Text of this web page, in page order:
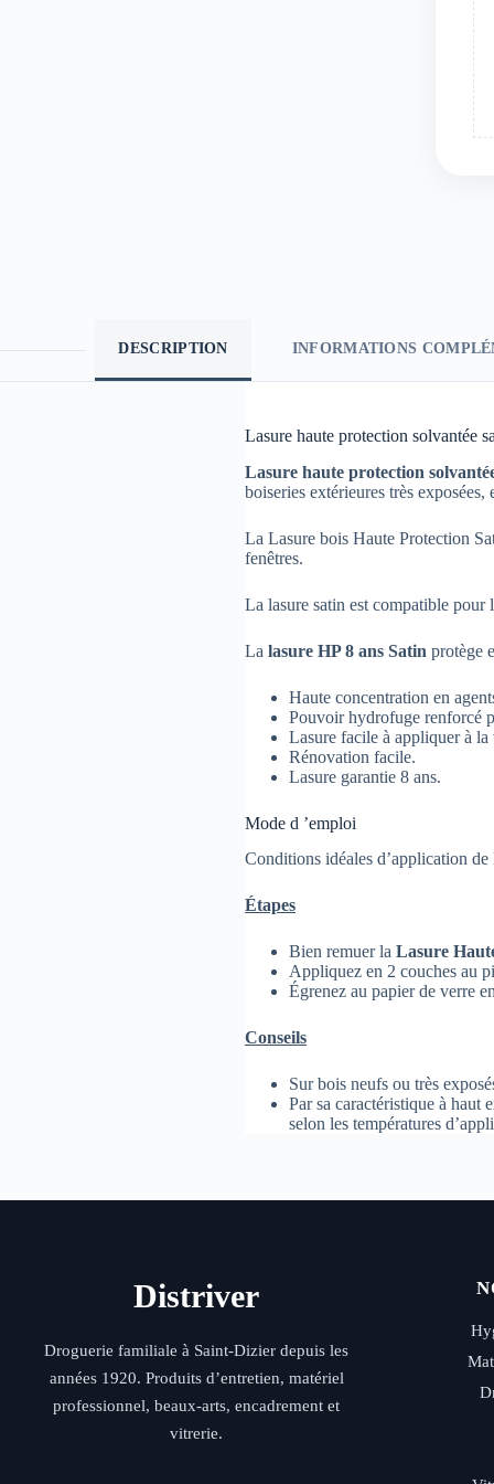
DESCRIPTION INFORMATIONS
Lasure haute protection solvantée
Lasure haute protection
boiseries extérieures très
La Lasure bois Haute Protection
fenêtres.
La lasure satin est compatible pour
La lasure HP 8 ans Satin protège
Haute concentration en
Pouvoir hydrofuge renforcé
Lasure facile à appliquer à la
Rénovation facile.
Lasure garantie 8 ans.
Mode d ’emploi
Conditions idéales d’application de
Étapes
Bien remuer la Lasure
Appliquez en 2 couches au
Égrenez au papier de verre
Conseils
Sur bois neufs ou très
Par sa caractéristique à haut
selon les températures
Distriver
Droguerie familiale à Saint-Dizier depuis les
années 1920. Produits d’entretien, matériel
professionnel, beaux-arts, encadrement et
vitrerie.